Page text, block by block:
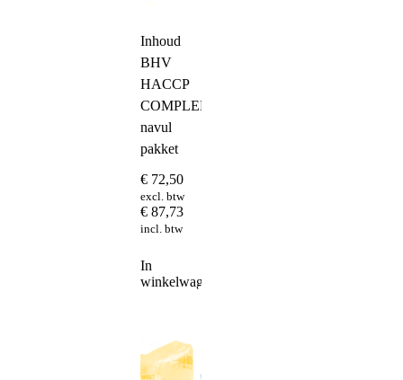
Inhoud
BHV
HACCP
COMPLEET
navul
pakket
€ 72,50
excl. btw
€ 87,73
incl. btw
In
winkelwagen